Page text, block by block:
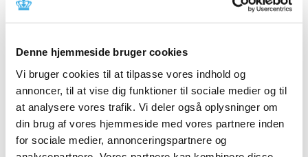
Denne hjemmeside bruger cookies
Vi bruger cookies til at tilpasse vores indhold og
annoncer, til at vise dig funktioner til sociale medier og til
at analysere vores trafik. Vi deler også oplysninger om
din brug af vores hjemmeside med vores partnere inden
for sociale medier, annonceringspartnere og
Forxiga 10 mg bevarer generelt tilskud
|25. februar 2021|
bevarer generelt tilskud efter indikationsudvidelsen ”
Høring over Medicintilskudsnævnets nye
forslag til tilskudsstatus for insuliner
|3. februar 2021|